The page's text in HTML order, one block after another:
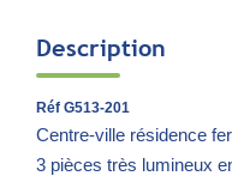
Description
Réf G513-201
Centre-ville résidence
3 pièces très lumineux